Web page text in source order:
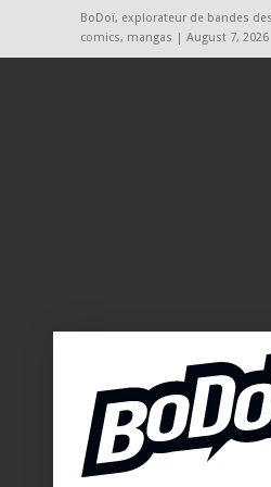
BoDoï, explorateur de bandes
comics, mangas | August 7, 2026